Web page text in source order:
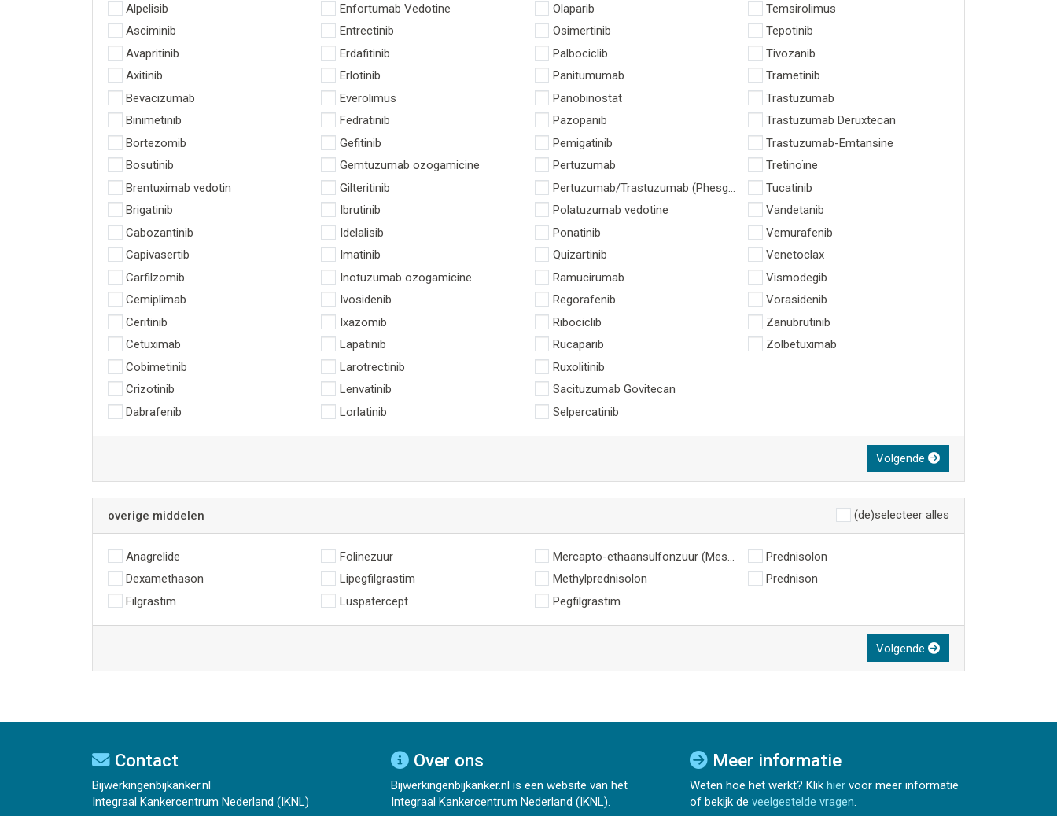
Alpelisib
Asciminib
Avapritinib
Axitinib
Bevacizumab
Binimetinib
Bortezomib
Bosutinib
Brentuximab vedotin
Brigatinib
Cabozantinib
Capivasertib
Carfilzomib
Cemiplimab
Ceritinib
Cetuximab
Cobimetinib
Crizotinib
Dabrafenib
Enfortumab Vedotine
Entrectinib
Erdafitinib
Erlotinib
Everolimus
Fedratinib
Gefitinib
Gemtuzumab ozogamicine
Gilteritinib
Ibrutinib
Idelalisib
Imatinib
Inotuzumab ozogamicine
Ivosidenib
Ixazomib
Lapatinib
Larotrectinib
Lenvatinib
Lorlatinib
Olaparib
Osimertinib
Palbociclib
Panitumumab
Panobinostat
Pazopanib
Pemigatinib
Pertuzumab
Pertuzumab/Trastuzumab (Phesgo)
Polatuzumab vedotine
Ponatinib
Quizartinib
Ramucirumab
Regorafenib
Ribociclib
Rucaparib
Ruxolitinib
Sacituzumab Govitecan
Selpercatinib
Temsirolimus
Tepotinib
Tivozanib
Trametinib
Trastuzumab
Trastuzumab Deruxtecan
Trastuzumab-Emtansine
Tretinoïne
Tucatinib
Vandetanib
Vemurafenib
Venetoclax
Vismodegib
Vorasidenib
Zanubrutinib
Zolbetuximab
Volgende
overige middelen (de)selecteer alles
Anagrelide
Dexamethason
Filgrastim
Folinezuur
Lipegfilgrastim
Luspatercept
Mercapto-ethaansulfonzuur (Mesna)
Methylprednisolon
Pegfilgrastim
Prednisolon
Prednison
Volgende
Contact
Bijwerkingenbijkanker.nl
Integraal Kankercentrum Nederland (IKNL)
Over ons
Bijwerkingenbijkanker.nl is een website van het
Integraal Kankercentrum Nederland (IKNL).
Meer informatie
Weten hoe het werkt? Klik hier voor meer informatie
of bekijk de veelgestelde vragen.